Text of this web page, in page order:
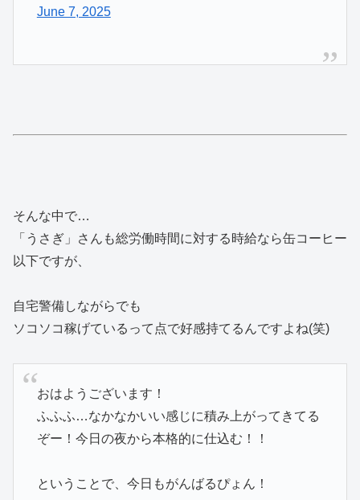
June 7, 2025
そんな中で…
「うさぎ」さんも総労働時間に対する時給なら缶コーヒー
以下ですが、
自宅警備しながらでも
ソコソコ稼げているって点で好感持てるんですよね(笑)
おはようございます！
ふふふ…なかなかいい感じに積み上がってきてる
ぞー！今日の夜から本格的に仕込む！！
ということで、今日もがんばるぴょん！